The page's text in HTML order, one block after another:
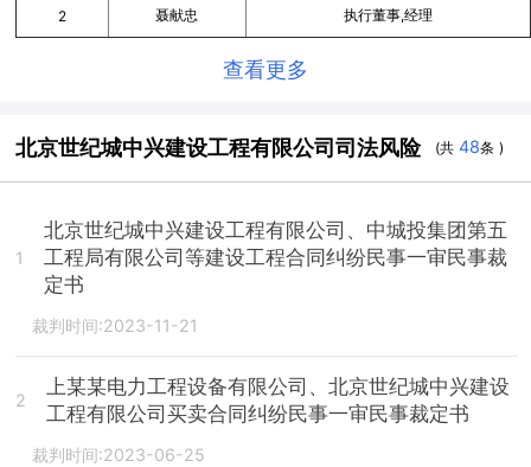
2 聂献忠 执行董事,经理
查看更多
北京世纪城中兴建设工程有限公司司法风险 (共48条 )
1
北京世纪城中兴建设工程有限公司、中城投集团第五
工程局有限公司等建设工程合同纠纷民事一审民事裁
定书
裁判时间:2023-11-21
2
上某某电力工程设备有限公司、北京世纪城中兴建设
工程有限公司买卖合同纠纷民事一审民事裁定书
裁判时间:2023-06-25